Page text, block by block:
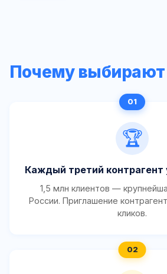
Почему выбирают
🏆
Каждый третий
1,5 млн клиентов —
России. Приглашение
кликов.